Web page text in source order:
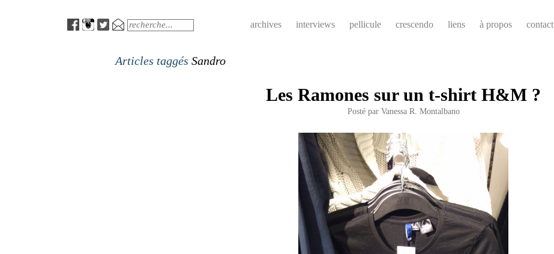
MenuSearch archives interviews pellicule crescendo liens à propos contact
Articles taggés Sandro
Les Ramones sur un t-shirt H&M ?
Posté par Vanessa R. Montalbano